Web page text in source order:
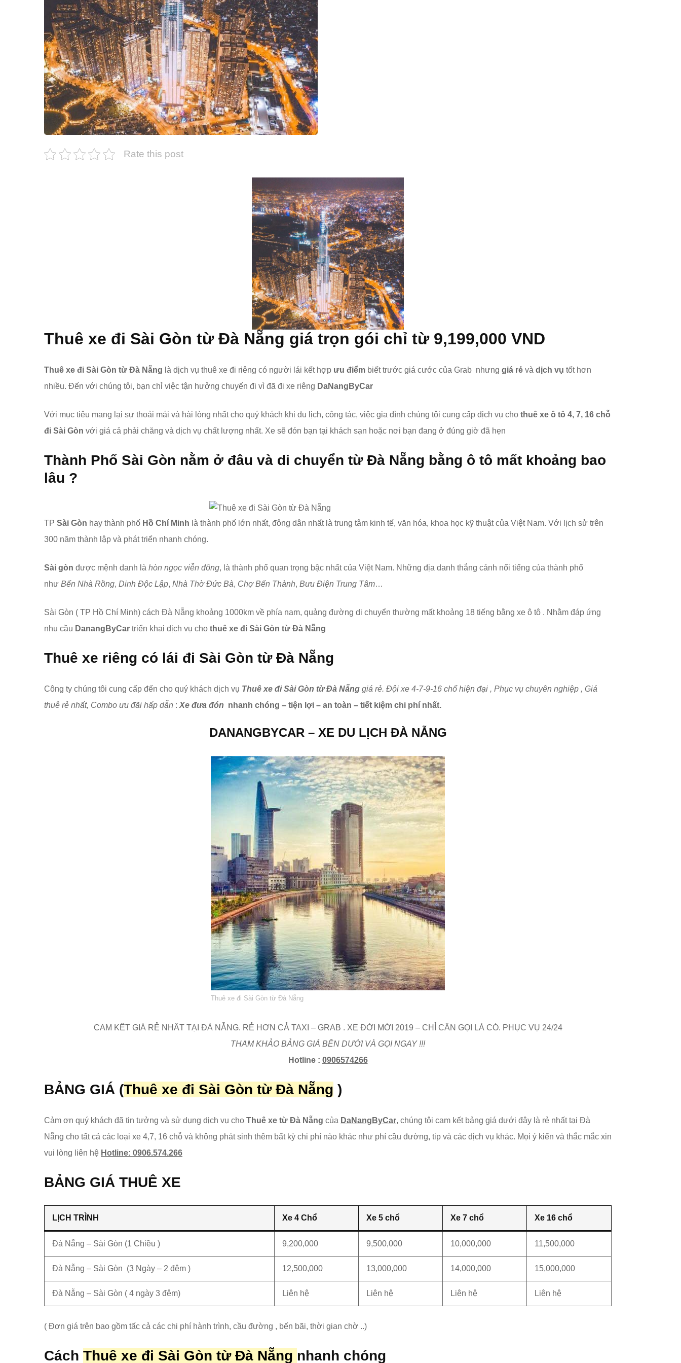
Rate this post
Thuê xe đi Sài Gòn từ Đà Nẵng giá trọn gói chỉ từ 9,199,000 VND
Thuê xe đi Sài Gòn từ Đà Nẵng là dịch vụ thuê xe đi riêng có người lái kết hợp ưu điểm biết trước giá cước của Grab nhưng giá rẻ và dịch vụ tốt hơn
nhiều. Đến với chúng tôi, bạn chỉ việc tận hưởng chuyến đi vì đã đi xe riêng DaNangByCar
Với mục tiêu mang lại sự thoải mái và hài lòng nhất cho quý khách khi du lịch, công tác, việc gia đình chúng tôi cung cấp dịch vụ cho thuê xe ô tô 4, 7, 16 chỗ
đi Sài Gòn với giá cả phải chăng và dịch vụ chất lượng nhất. Xe sẽ đón bạn tại khách sạn hoặc nơi bạn đang ở đúng giờ đã hẹn
Thành Phố Sài Gòn nằm ở đâu và di chuyển từ Đà Nẵng bằng ô tô mất khoảng bao
lâu ?
TP Sài Gòn hay thành phố Hồ Chí Minh là thành phố lớn nhất, đông dân nhất là trung tâm kinh tế, văn hóa, khoa học kỹ thuật của Việt Nam. Với lịch sử trên
300 năm thành lập và phát triển nhanh chóng.
Sài gòn được mệnh danh là hòn ngọc viễn đông, là thành phố quan trọng bậc nhất của Việt Nam. Những địa danh thắng cảnh nổi tiếng của thành phố
như Bến Nhà Rồng, Dinh Độc Lập, Nhà Thờ Đức Bà, Chợ Bến Thành, Bưu Điện Trung Tâm…
Sài Gòn ( TP Hồ Chí Minh) cách Đà Nẵng khoảng 1000km về phía nam, quảng đường di chuyển thường mất khoảng 18 tiếng bằng xe ô tô . Nhằm đáp ứng
nhu cầu DanangByCar triển khai dịch vụ cho thuê xe đi Sài Gòn từ Đà Nẵng
Thuê xe riêng có lái đi Sài Gòn từ Đà Nẵng
Công ty chúng tôi cung cấp đến cho quý khách dịch vụ Thuê xe đi Sài Gòn từ Đà Nẵng giá rẻ. Đội xe 4-7-9-16 chổ hiện đại , Phục vụ chuyên nghiệp , Giá
thuê rẻ nhất, Combo ưu đãi hấp dẫn : Xe đưa đón nhanh chóng – tiện lợi – an toàn – tiết kiệm chi phí nhất.
DANANGBYCAR – XE DU LỊCH ĐÀ NẴNG
Thuê xe đi Sài Gòn từ Đà Nẵng
CAM KẾT GIÁ RẺ NHẤT TẠI ĐÀ NẴNG. RẺ HƠN CẢ TAXI – GRAB . XE ĐỜI MỚI 2019 – CHỈ CẦN GỌI LÀ CÓ. PHỤC VỤ 24/24
THAM KHẢO BẢNG GIÁ BÊN DƯỚI VÀ GỌI NGAY !!!
Hotline : 0906574266
BẢNG GIÁ (Thuê xe đi Sài Gòn từ Đà Nẵng )
Cảm ơn quý khách đã tin tưởng và sử dụng dịch vụ cho Thuê xe từ Đà Nẵng của DaNangByCar, chúng tôi cam kết bảng giá dưới đây là rẻ nhất tại Đà
Nẵng cho tất cả các loại xe 4,7, 16 chỗ và không phát sinh thêm bất kỳ chi phí nào khác như phí cầu đường, tip và các dịch vụ khác. Mọi ý kiến và thắc mắc xin
vui lòng liên hệ Hotline: 0906.574.266
BẢNG GIÁ THUÊ XE
LỊCH TRÌNH Xe 4 Chổ Xe 5 chổ Xe 7 chổ Xe 16 chổ
Đà Nẵng – Sài Gòn (1 Chiều ) 9,200,000 9,500,000 10,000,000 11,500,000
Đà Nẵng – Sài Gòn (3 Ngày – 2 đêm ) 12,500,000 13,000,000 14,000,000 15,000,000
Đà Nẵng – Sài Gòn ( 4 ngày 3 đêm) Liên hệ Liên hệ Liên hệ Liên hệ
( Đơn giá trên bao gồm tấc cả các chi phí hành trình, cầu đường , bến bãi, thời gian chờ ..)
Cách Thuê xe đi Sài Gòn từ Đà Nẵng nhanh chóng